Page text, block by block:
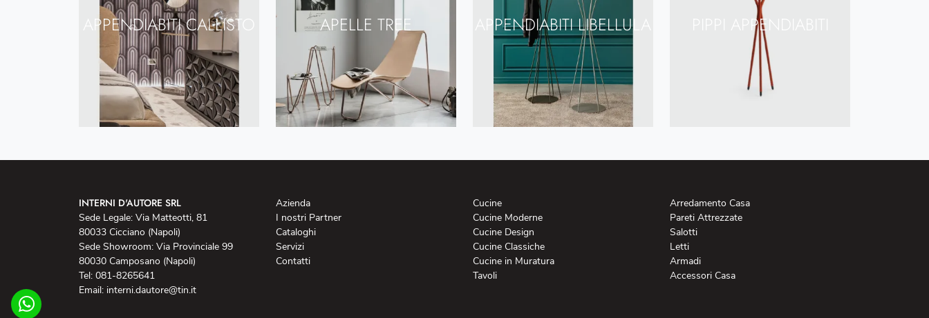
APPENDIABITI CALLISTO APELLE TREE APPENDIABITI LIBELLULA PIPPI APPENDIABITI
INTERNI D'AUTORE SRL
Sede Legale: Via Matteotti, 81
80033 Cicciano (Napoli)
Sede Showroom: Via Provinciale 99
80030 Camposano (Napoli)
Tel: 081-8265641
Email: interni.dautore@tin.it
Azienda
I nostri Partner
Cataloghi
Servizi
Contatti
Cucine
Cucine Moderne
Cucine Design
Cucine Classiche
Cucine in Muratura
Tavoli
Arredamento Casa
Pareti Attrezzate
Salotti
Letti
Armadi
Accessori Casa